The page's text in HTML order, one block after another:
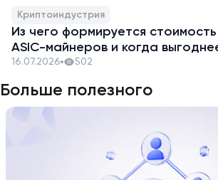
Криптоиндустрия
Из чего формируется стоимость
ASIC-майнеров и когда
закупать
16.07.2026 502
Больше полезного